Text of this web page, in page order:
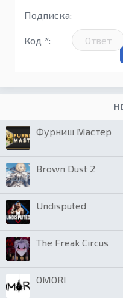
Подписка:
Код *:
Фурниш Мастер
Brown Dust 2
Undisputed
The Freak Circus
OMORI